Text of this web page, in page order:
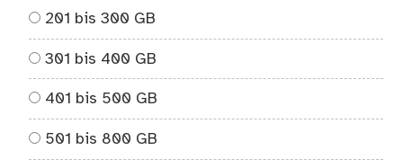
201 bis 300 GB
301 bis 400 GB
401 bis 500 GB
501 bis 800 GB